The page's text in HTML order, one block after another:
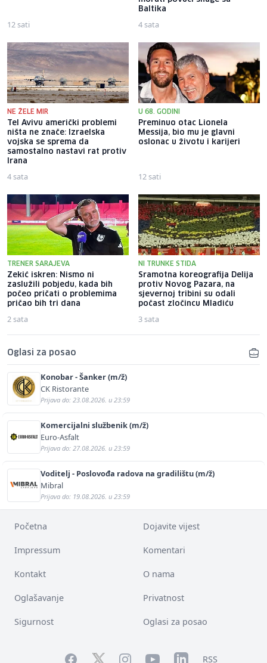
12 sati
Baltika
4 sata
NE ŽELE MIR
Tel Avivu američki problemi
ništa ne znače: Izraelska
vojska se sprema da
samostalno nastavi rat protiv
Irana
4 sata
U 68. GODINI
Preminuo otac Lionela
Messija, bio mu je glavni
oslonac u životu i karijeri
12 sati
TRENER SARAJEVA
Zekić iskren: Nismo ni
zaslužili pobjedu, kada bih
počeo pričati o problemima
pričao bih tri dana
2 sata
NI TRUNKE STIDA
Sramotna koreografija Delija
protiv Novog Pazara, na
sjevernoj tribini su odali
počast zločincu Mladiću
3 sata
Oglasi za posao
Konobar - Šanker (m/ž)
CK Ristorante
Prijava do: 23.08.2026. u 23:59
Komercijalni službenik (m/ž)
Euro-Asfalt
Prijava do: 27.08.2026. u 23:59
Voditelj - Poslovođa radova na gradilištu (m/ž)
Mibral
Prijava do: 19.08.2026. u 23:59
Početna Dojavite vijest
Impressum Komentari
Kontakt O nama
Oglašavanje Privatnost
Sigurnost Oglasi za posao
FacebookTwitterInstagramYouTubeLinkedInRSS